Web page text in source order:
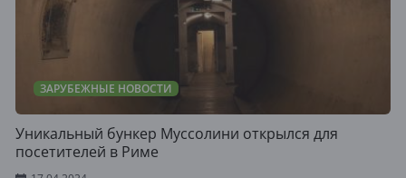
ЗАРУБЕЖНЫЕ НОВОСТИ
Уникальный бункер Муссолини открылся для
посетителей в Риме